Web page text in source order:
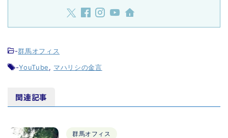
-群馬オフィス
-YouTube, マハリシの金言
関連記事
群馬オフィス